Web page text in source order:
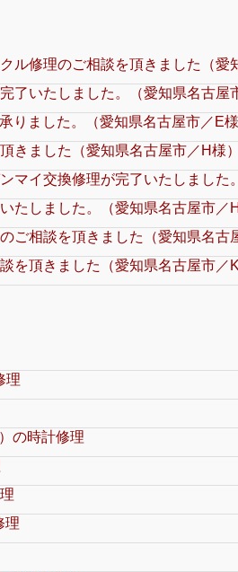
ル修理のご相談を頂きました（愛
了いたしました。（愛知県名古屋
りました。（愛知県名古屋市／E様
きました（愛知県名古屋市／H様）
マイ交換修理が完了いたしました
たしました。（愛知県名古屋市／H
ご相談を頂きました（愛知県名古
を頂きました（愛知県名古屋市／K
理
の時計修理
理